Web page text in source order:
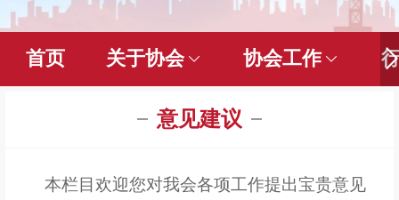
首页 关于协会 协会工作
意见建议
本栏目欢迎您对我会各项工作提出宝贵意见